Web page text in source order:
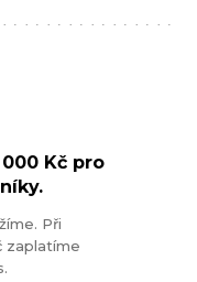
000 Kč pro
Při
zaplatíme